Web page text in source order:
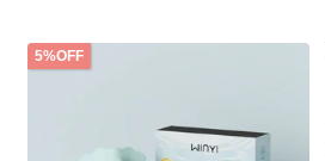
5%OFF